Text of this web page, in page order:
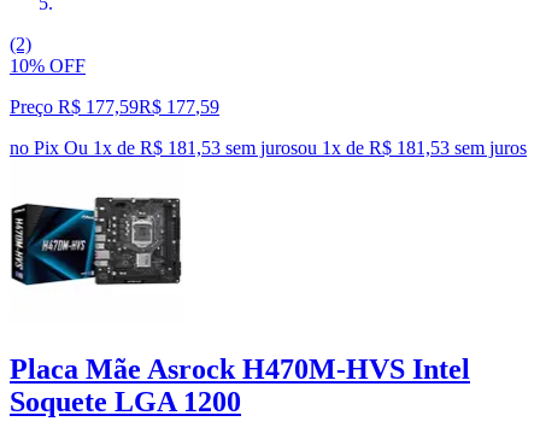
(2)
10% OFF
Preço R$ 177,59R$ 177,59
no Pix Ou 1x de R$ 181,53 sem jurosou 1x de R$ 181,53 sem juros
Placa Mãe Asrock H470M-HVS Intel
Soquete LGA 1200